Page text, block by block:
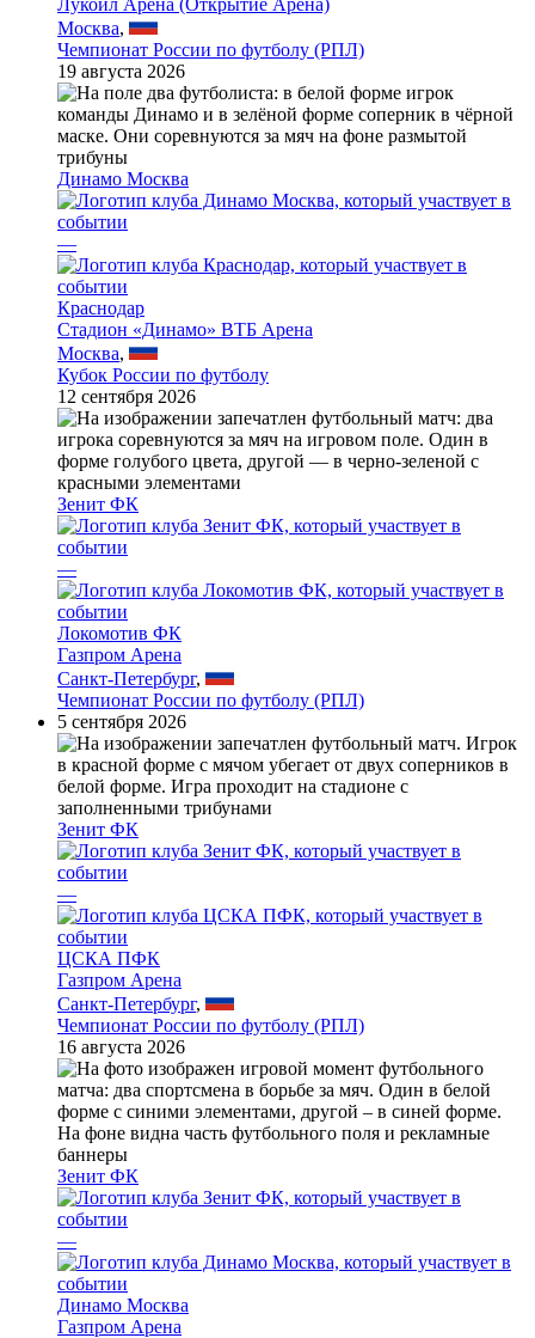
Москва,
Чемпионат России по футболу (РПЛ)
19 августа 2026
Динамо Москва
—
Краснодар
Стадион «Динамо» ВТБ Арена
Москва,
Кубок России по футболу
12 сентября 2026
Зенит ФК
—
Локомотив ФК
Газпром Арена
Санкт-Петербург,
Чемпионат России по футболу (РПЛ)
5 сентября 2026
Зенит ФК
—
ЦСКА ПФК
Газпром Арена
Санкт-Петербург,
Чемпионат России по футболу (РПЛ)
16 августа 2026
Зенит ФК
—
Динамо Москва
Газпром Арена